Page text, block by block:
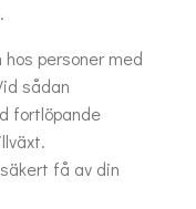
personer med
sådan
fortlöpande
få av din